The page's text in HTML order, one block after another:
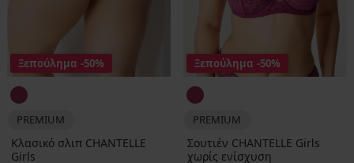
Ξεπούλημα -50%
PREMIUM
Κλασικό σλιπ CHANTELLE
Girls
Ξεπούλημα -50%
PREMIUM
Σουτιέν CHANTELLE Girls
χωρίς ενίσχυση